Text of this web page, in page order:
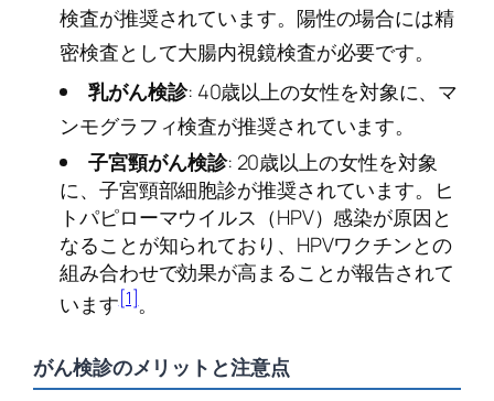
検査が推奨されています。陽性の場合には精
密検査として大腸内視鏡検査が必要です。
乳がん検診: 40歳以上の女性を対象に、マ
ンモグラフィ検査が推奨されています。
子宮頸がん検診: 20歳以上の女性を対象
に、子宮頸部細胞診が推奨されています。ヒ
トパピローマウイルス（HPV）感染が原因と
なることが知られており、HPVワクチンとの
組み合わせで効果が高まることが報告されて
います[1]。
がん検診のメリットと注意点